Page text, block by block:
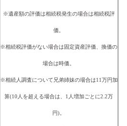
※遺産額の評価は相続税発生の場合は相続税評
価。
※相続税評価がない場合は固定資産評価、換価の
場合は時価。
※相続人調査について兄弟姉妹の場合は11万円加
算(10人を超える場合は、1人増加ごとに2.2万
円)。